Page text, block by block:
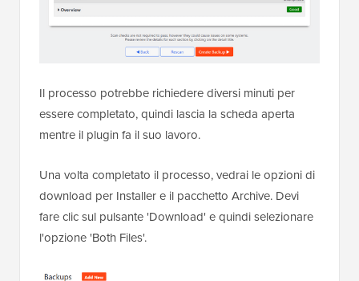
Il processo potrebbe richiedere diversi minuti per
essere completato, quindi lascia la scheda aperta
mentre il plugin fa il suo lavoro.
Una volta completato il processo, vedrai le opzioni di
download per Installer e il pacchetto Archive. Devi
fare clic sul pulsante 'Download' e quindi selezionare
l'opzione 'Both Files'.